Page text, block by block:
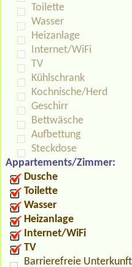
Toilette
Wasser
Heizanlage
Internet/WiFi
TV
Kühlschrank
Kochnische/Herd
Geschirr
Bettwäsche
Aufbettung
Steckdose
Appartements/Zimmer:
Dusche
Toilette
Wasser
Heizanlage
Internet/WiFi
TV
Barrierefreie Unterkunft